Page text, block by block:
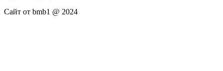
Сайт от bmb1 @ 2024